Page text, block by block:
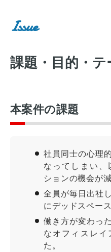
Issue
課題・目的・テ
本案件の課題
社員同士の心理
なってしまい、
ションの機会が
全員が毎日出社
にデッドスペー
働き方が変わっ
なオフィスレイ
た。